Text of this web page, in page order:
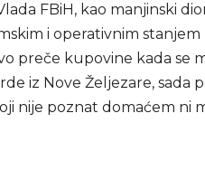
FBiH, kao manjinski
i operativnim stanjem
preče kupovine kada se
iz Nove Željezare, sada
nije poznat domaćem ni